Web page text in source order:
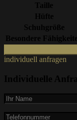
Taille
Hüfte
Schuhgröße
Besondere
individuell anfragen
Individuelle